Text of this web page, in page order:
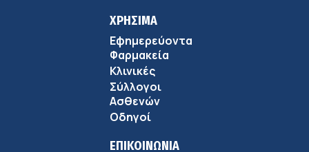
ΧΡΗΣΙΜΑ
Εφημερεύοντα
Φαρμακεία
Κλινικές
Σύλλογοι
Ασθενών
Οδηγοί
ΕΠΙΚΟΙΝΩΝΙΑ